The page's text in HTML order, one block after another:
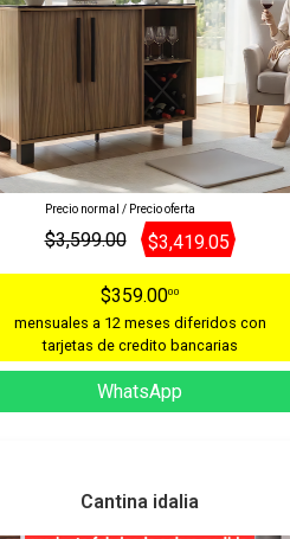
Precio normal / Precio oferta
$3,599.00 $3,419.05
$359.0000
mensuales a 12 meses diferidos con
tarjetas de credito bancarias
WhatsApp
Cantina idalia